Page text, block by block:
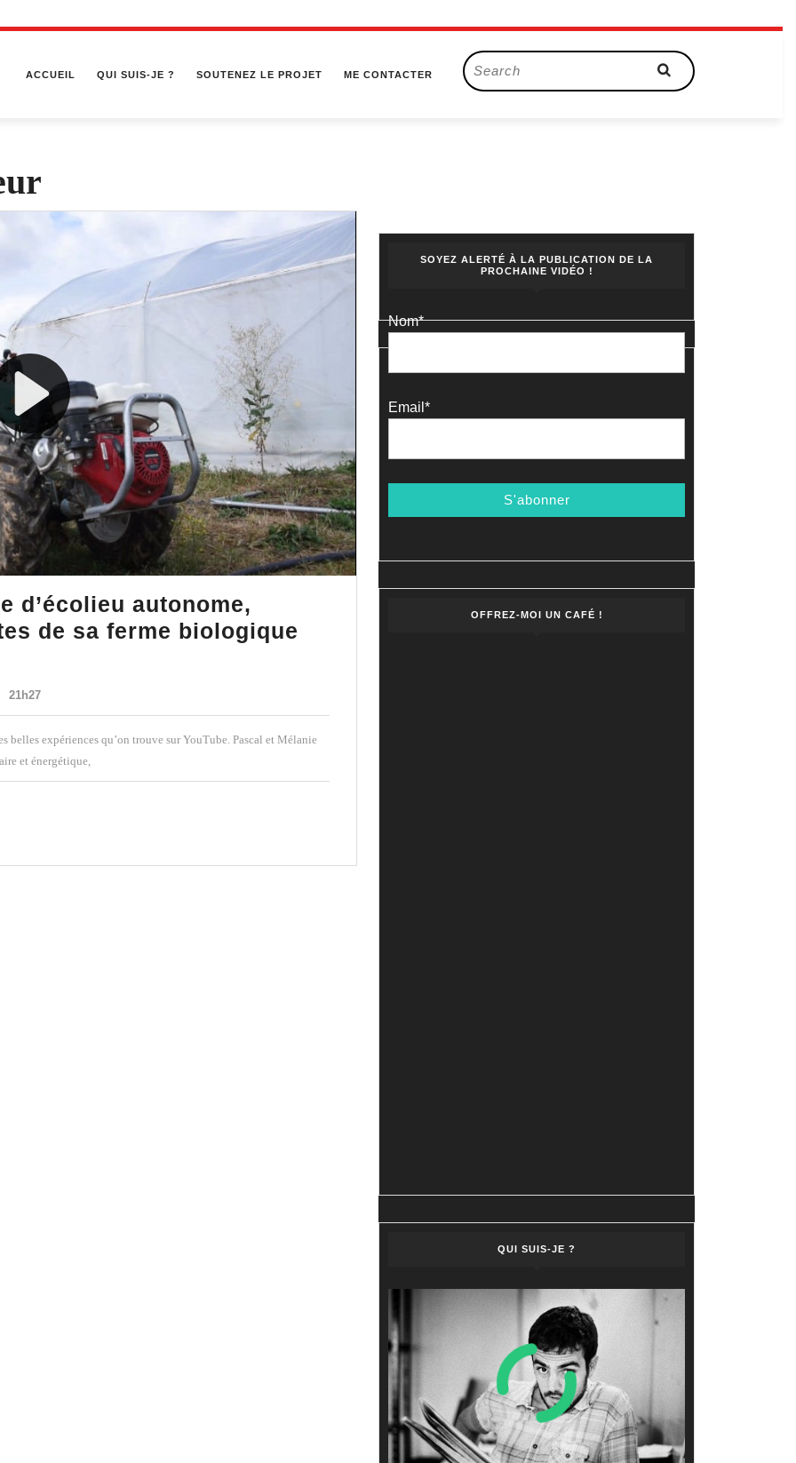
ACCUEIL QUI SUIS-JE ? SOUTENEZ LE PROJET ME CONTACTER
Search
for:
d’écolieu autonome,
de sa ferme biologique
21h27
belles expériences qu’on trouve sur YouTube. Pascal et Mélanie
et énergétique,
SOYEZ ALERTÉ À LA PUBLICATION DE LA
PROCHAINE VIDÉO !
Nom*
Email*
OFFREZ-MOI UN CAFÉ !
QUI SUIS-JE ?